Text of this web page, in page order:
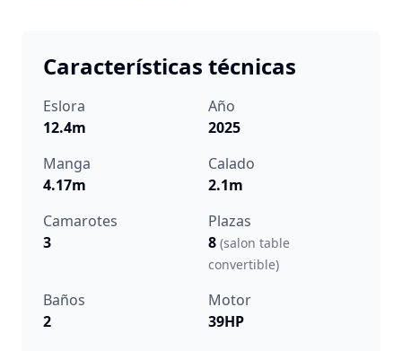
Características técnicas
Eslora
12.4m
Año
2025
Manga
4.17m
Calado
2.1m
Camarotes
3
Plazas
8 (salon table
convertible)
Baños
2
Motor
39HP